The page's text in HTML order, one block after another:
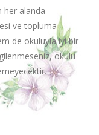
her alanda
ve topluma
de okuluyla iyi bir
okulu